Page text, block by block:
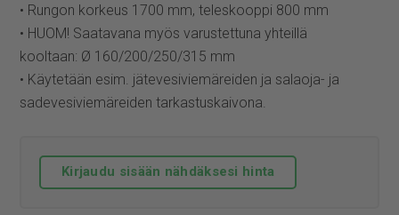
• Rungon korkeus 1700 mm, teleskooppi 800 mm
• HUOM! Saatavana myös varustettuna yhteillä
kooltaan: Ø 160/200/250/315 mm
• Käytetään esim. jätevesiviemäreiden ja salaoja- ja
sadevesiviemäreiden tarkastuskaivona.
Kirjaudu sisään nähdäksesi hinta